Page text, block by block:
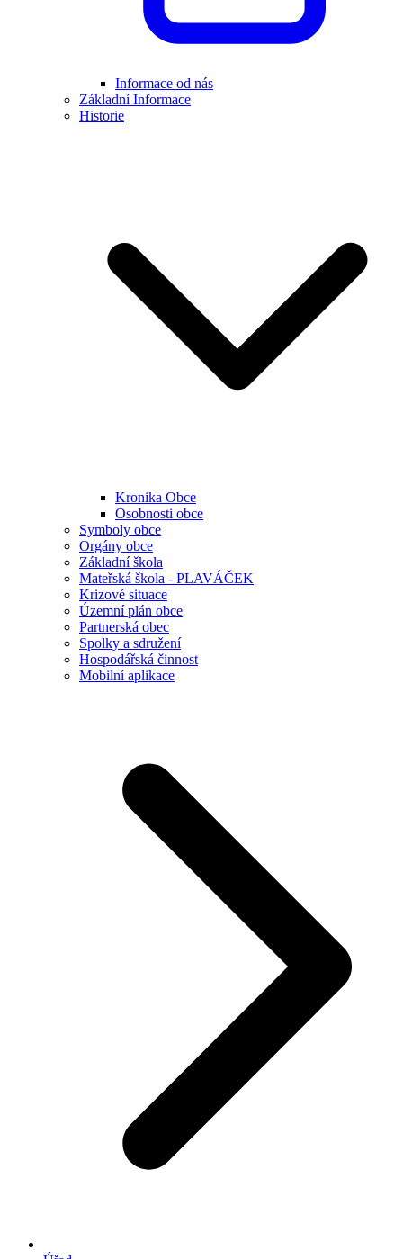
Informace od nás
Základní Informace
Historie
Kronika Obce
Osobnosti obce
Symboly obce
Orgány obce
Základní škola
Mateřská škola - PLAVÁČEK
Krizové situace
Územní plán obce
Partnerská obec
Spolky a sdružení
Hospodářská činnost
Mobilní aplikace